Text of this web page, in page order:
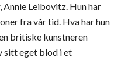
Leibovitz. Hun har
fra vår tid. Hva har hun
britiske kunstneren
sitt eget blod i et